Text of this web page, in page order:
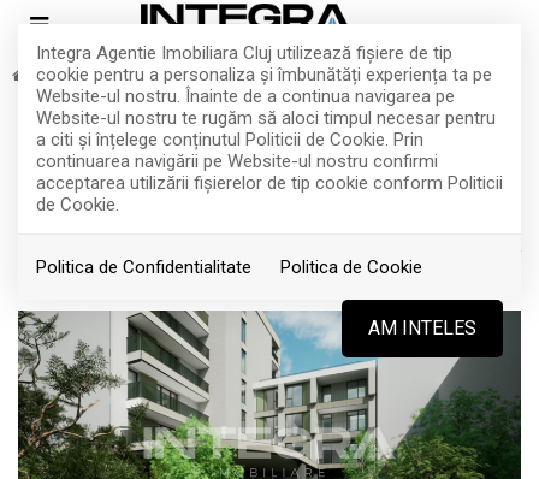
Integra Agentie Imobiliara Cluj utilizează fişiere de tip
cookie pentru a personaliza și îmbunătăți experiența ta pe
Website-ul nostru. Înainte de a continua navigarea pe
Website-ul nostru te rugăm să aloci timpul necesar pentru
a citi și înțelege conținutul Politicii de Cookie. Prin
continuarea navigării pe Website-ul nostru confirmi
acceptarea utilizării fişierelor de tip cookie conform Politicii
de Cookie.
Politica de Confidentialitate Politica de Cookie
AM INTELES
Vanzare Apartamente Cluj-Napoca Intre Lacuri
De Vanzare Apartament 3 Camere |
Intre Lacuri | Proiect Nou | Iulius Mall